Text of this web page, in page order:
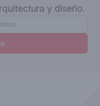
y diseño.